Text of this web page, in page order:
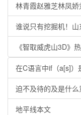
林青霞赵雅芝林凤
谁说只有挖掘机！
《智取威虎山3D》
在C语言中if（a[s]）
迫不及待的及是什么
地平线本文